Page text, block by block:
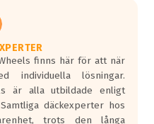
A påvisar
F är den
finns här för att när
lösningar.
är alla utbildade enligt
däckexperter hos
trots den långa